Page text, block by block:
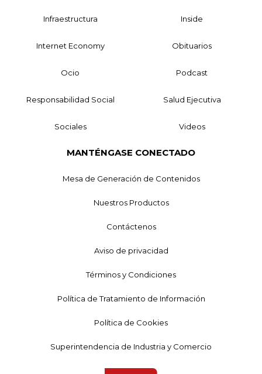
Infraestructura Inside
Internet Economy Obituarios
Ocio Podcast
Responsabilidad Social Salud Ejecutiva
Sociales Videos
MANTÉNGASE CONECTADO
Mesa de Generación de Contenidos
Nuestros Productos
Contáctenos
Aviso de privacidad
Términos y Condiciones
Política de Tratamiento de Información
Política de Cookies
Superintendencia de Industria y Comercio